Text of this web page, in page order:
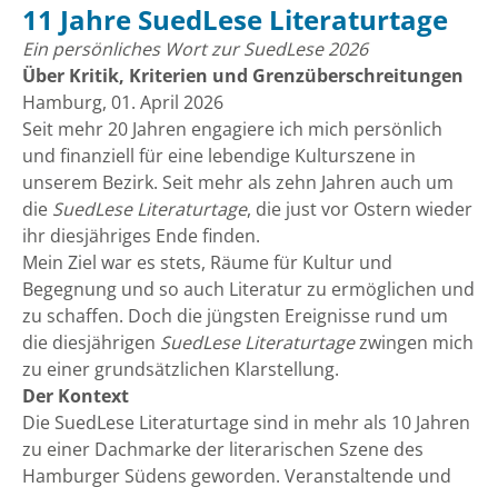
11 Jahre SuedLese Literaturtage
Ein persönliches Wort zur SuedLese 2026
Über Kritik, Kriterien und Grenzüberschreitungen
Hamburg, 01. April 2026
Seit mehr 20 Jahren engagiere ich mich persönlich
und finanziell für eine lebendige Kulturszene in
unserem Bezirk. Seit mehr als zehn Jahren auch um
die SuedLese Literaturtage, die just vor Ostern wieder
ihr diesjähriges Ende finden.
Mein Ziel war es stets, Räume für Kultur und
Begegnung und so auch Literatur zu ermöglichen und
zu schaffen. Doch die jüngsten Ereignisse rund um
die diesjährigen SuedLese Literaturtagezwingen mich
zu einer grundsätzlichen Klarstellung.
Der Kontext
Die SuedLese Literaturtage sind in mehr als 10 Jahren
zu einer Dachmarke der literarischen Szene des
Hamburger Südens geworden. Veranstaltende und